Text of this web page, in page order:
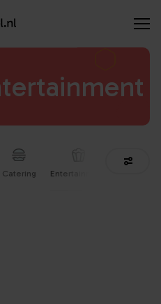
Catering Entertainment